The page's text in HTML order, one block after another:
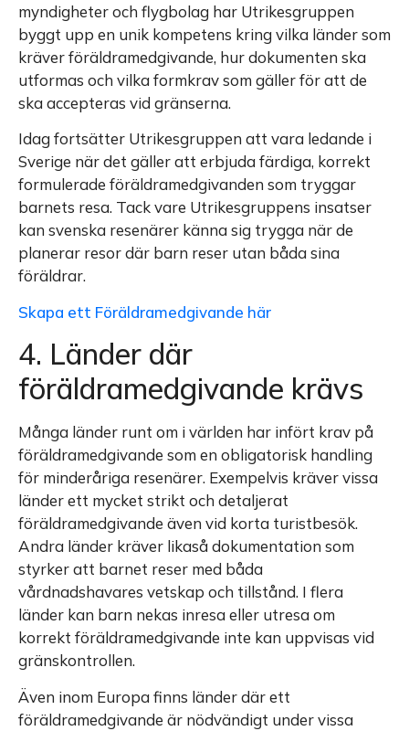
myndigheter och flygbolag har Utrikesgruppen
byggt upp en unik kompetens kring vilka länder som
kräver föräldramedgivande, hur dokumenten ska
utformas och vilka formkrav som gäller för att de
ska accepteras vid gränserna.
Idag fortsätter Utrikesgruppen att vara ledande i
Sverige när det gäller att erbjuda färdiga, korrekt
formulerade föräldramedgivanden som tryggar
barnets resa. Tack vare Utrikesgruppens insatser
kan svenska resenärer känna sig trygga när de
planerar resor där barn reser utan båda sina
föräldrar.
Skapa ett Föräldramedgivande här
4. Länder där
föräldramedgivande krävs
Många länder runt om i världen har infört krav på
föräldramedgivande som en obligatorisk handling
för minderåriga resenärer. Exempelvis kräver vissa
länder ett mycket strikt och detaljerat
föräldramedgivande även vid korta turistbesök.
Andra länder kräver likaså dokumentation som
styrker att barnet reser med båda
vårdnadshavares vetskap och tillstånd. I flera
länder kan barn nekas inresa eller utresa om
korrekt föräldramedgivande inte kan uppvisas vid
gränskontrollen.
Även inom Europa finns länder där ett
föräldramedgivande är nödvändigt under vissa